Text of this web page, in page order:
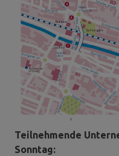
Teilnehmende
Sonntag: